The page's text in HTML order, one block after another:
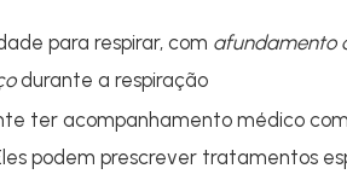
para respirar, com afundamento
durante a respiração
ter acompanhamento médico
podem prescrever tratamentos